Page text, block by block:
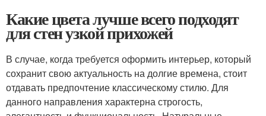
Какие цвета лучше всего подходят
для стен узкой прихожей
В случае, когда требуется оформить интерьер, который
сохранит свою актуальность на долгие времена, стоит
отдавать предпочтение классическому стилю. Для
данного направления характерна строгость,